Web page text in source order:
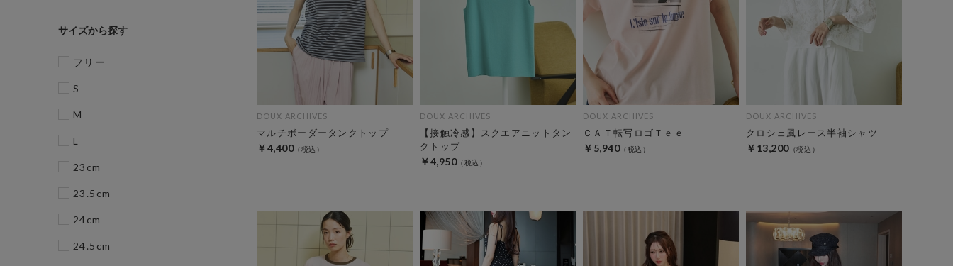
サイズ
フリー
S
M
L
23cm
23.5cm
24cm
24.5cm
DOUX ARCHIVES
マルチボーダータンクトップ
￥4,400
DOUX ARCHIVES
【接触冷感】スクエアニットタン
クトップ
￥4,950
DOUX ARCHIVES
ＣＡＴ転写ロゴＴｅｅ
￥5,940
DOUX ARCHIVES
クロシェ風レース半袖シャツ
￥13,200